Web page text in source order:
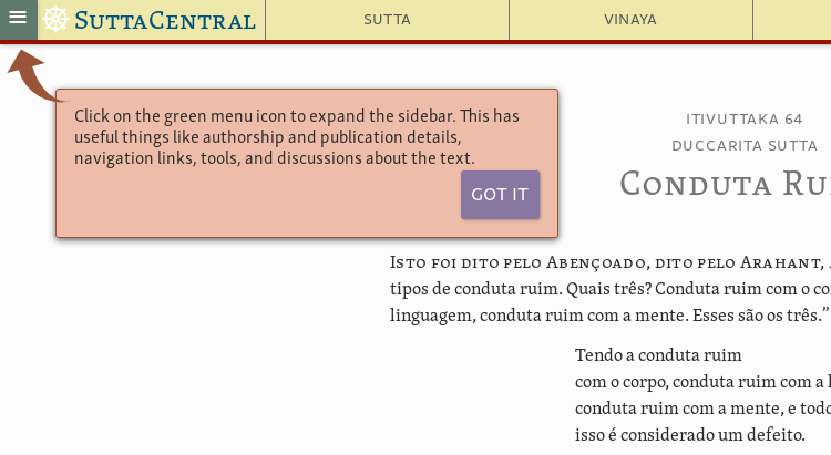
Sutta Vinaya
≡ ☸ SuttaCentral
Click on the green menu icon to expand the sidebar. This has
useful things like authorship and publication details,
navigation links, tools, and discussions about the text.
Got It
Itivuttaka 64
Duccarita Sutta
Conduta
Isto foi dito pelo Abençoado, dito pelo Arahant,
tipos de conduta ruim. Quais três? Conduta ruim com o
linguagem, conduta ruim com a mente. Esses são os três.”
Tendo a conduta ruim
com o corpo, conduta ruim com
conduta ruim com a mente, e
isso é considerado um defeito.